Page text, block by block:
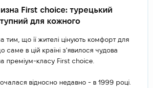
First choice: турецький
для кожного
тим, що її жителі цінують комфорт для
саме в цій країні з'явилося чудова
преміум-класу First choice.
відносно недавно - в 1999 році.